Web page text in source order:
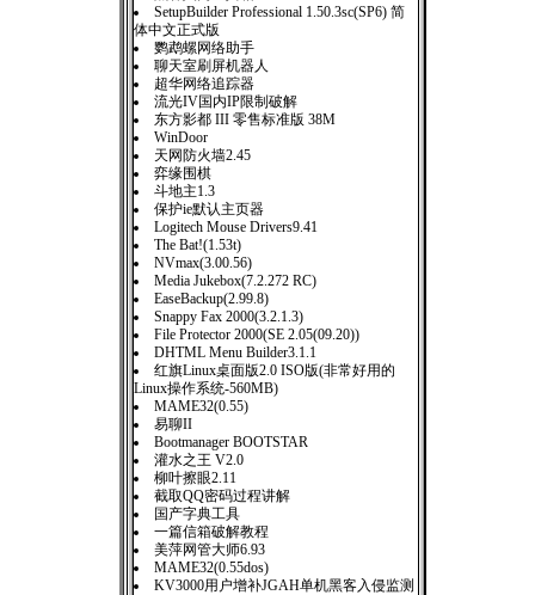
SetupBuilder Professional 1.50.3sc(SP6) 简
体中文正式版
鹦鹉螺网络助手
聊天室刷屏机器人
超华网络追踪器
流光IV国内IP限制破解
东方影都 III 零售标准版 38M
WinDoor
天网防火墙2.45
弈缘围棋
斗地主1.3
保护ie默认主页器
Logitech Mouse Drivers9.41
The Bat!(1.53t)
NVmax(3.00.56)
Media Jukebox(7.2.272 RC)
EaseBackup(2.99.8)
Snappy Fax 2000(3.2.1.3)
File Protector 2000(SE 2.05(09.20))
DHTML Menu Builder3.1.1
红旗Linux桌面版2.0 ISO版(非常好用的
Linux操作系统-560MB)
MAME32(0.55)
易聊II
Bootmanager BOOTSTAR
灌水之王 V2.0
柳叶擦眼2.11
截取QQ密码过程讲解
国产字典工具
一篇信箱破解教程
美萍网管大师6.93
MAME32(0.55dos)
KV3000用户增补JGAH单机黑客入侵监测